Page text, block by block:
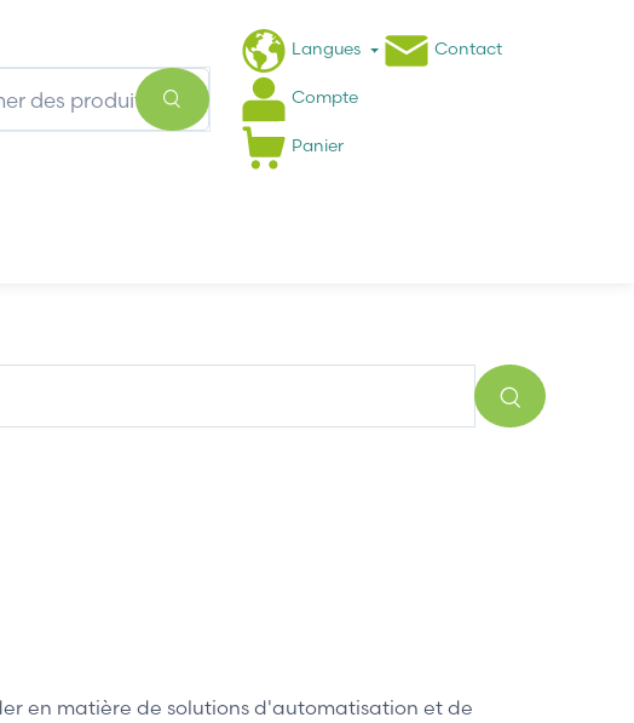
Langues Contact
Compte
Panier
en matière de solutions d'automatisation et de